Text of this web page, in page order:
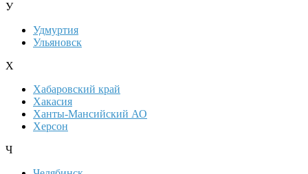
У
Удмуртия
Ульяновск
Х
Хабаровский край
Хакасия
Ханты-Мансийский АО
Херсон
Ч